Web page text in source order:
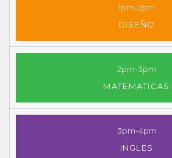
1pm-2pm
DISEÑO
2pm-3pm
MATEMATICAS
3pm-4pm
INGLES